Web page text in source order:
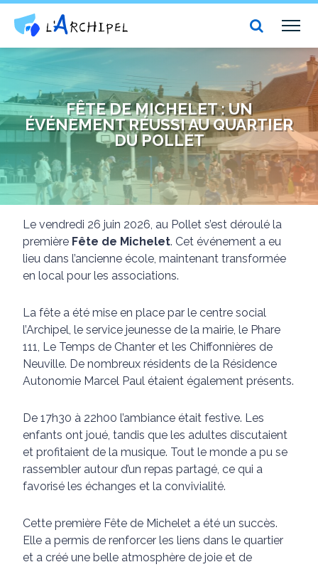
Centre social et culturel l'Archipel
FÊTE DE MICHELET : UN
ÉVÉNEMENT RÉUSSI AU QUARTIER
DU POLLET
Le vendredi 26 juin 2026, au Pollet s’est déroulé la
première Fête de Michelet. Cet événement a eu
lieu dans l’ancienne école, maintenant transformée
en local pour les associations.
La fête a été mise en place par le centre social
l’Archipel, le service jeunesse de la mairie, le Phare
111, Le Temps de Chanter et les Chiffonnières de
Neuville. De nombreux résidents de la Résidence
Autonomie Marcel Paul étaient également présents.
De 17h30 à 22h00 l’ambiance était festive. Les
enfants ont joué, tandis que les adultes discutaient
et profitaient de la musique. Tout le monde a pu se
rassembler autour d’un repas partagé, ce qui a
favorisé les échanges et la convivialité.
Cette première Fête de Michelet a été un succès.
Elle a permis de renforcer les liens dans le quartier
et a créé une belle atmosphère de joie et de